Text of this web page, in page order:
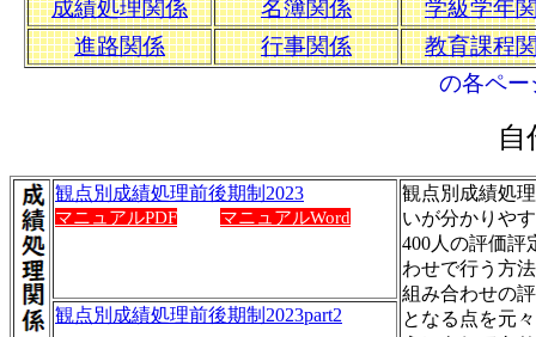
成績処理関係
名簿関係
学級学年
進路関係
行事関係
教育課程
の各ペー
自
観点別成績処理前後期制2023
マニュアルPDF マニュアルWord
観点別成績処
いが分かりや
400人の評価評
わせで行う方
組み合わせの
となる点を元
観点別成績処理前後期制2023part2